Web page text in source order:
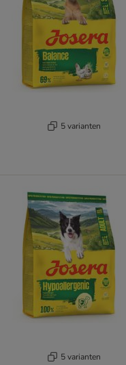
5 varianten
5 varianten